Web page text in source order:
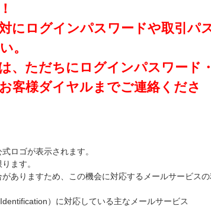
にログインパスワードや取引パ
。
、ただちにログインパスワード
客様ダイヤルまでご連絡くださ
ロゴが表示されます。
ます。
ありますため、この機会に対応するメールサービス
）に対応している主なメールサービス